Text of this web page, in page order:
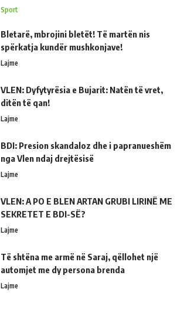
Sport
Bletarë, mbrojini bletët! Të martën nis
spërkatja kundër mushkonjave!
Lajme
VLEN: Dyfytyrësia e Bujarit: Natën të vret,
ditën të qan!
Lajme
BDI: Presion skandaloz dhe i papranueshëm
nga Vlen ndaj drejtësisë
Lajme
VLEN: A PO E BLEN ARTAN GRUBI LIRINË ME
SEKRETET E BDI-SË?
Lajme
Të shtëna me armë në Saraj, qëllohet një
automjet me dy persona brenda
Lajme